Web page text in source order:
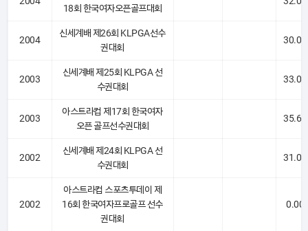
18회 한국여자오픈골프대회
2004
신세계배 제26회 KLPGA선수
권대회
2003
신세계배 제25회 KLPGA 선
수권대회
2003
아스트라컵 제17회 한국여자
오픈 골프선수권대회
2002
신세계배 제24회 KLPGA 선
수권대회
2002
아스트라컵 스포츠투데이 제
16회 한국여자프로골프 선수
권대회